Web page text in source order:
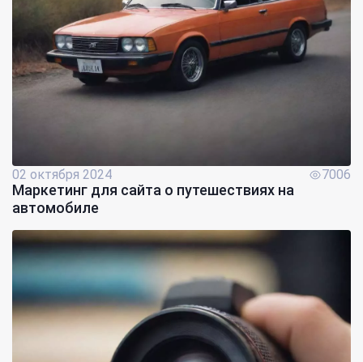
02 октября 2024 7006
Маркетинг для сайта о путешествиях на
автомобиле